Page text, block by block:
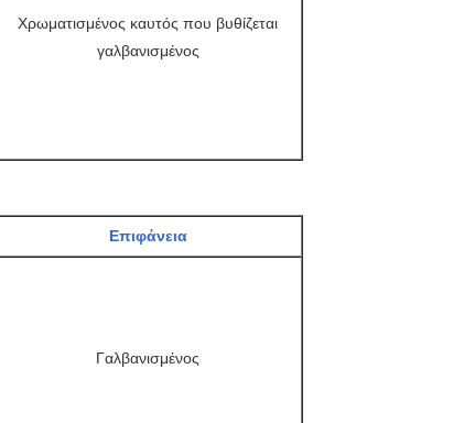
Χρωματισμένος καυτός που βυθίζεται
γαλβανισμένος
Επιφάνεια
Γαλβανισμένος